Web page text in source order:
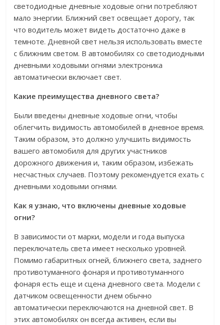
светодиодные дневные ходовые огни потребляют
мало энергии. Ближний свет освещает дорогу, так
что водитель может видеть достаточно даже в
темноте. Дневной свет нельзя использовать вместе
с ближним светом. В автомобилях со светодиодными
дневными ходовыми огнями электроника
автоматически включает свет.
Какие преимущества дневного света?
Были введены дневные ходовые огни, чтобы
облегчить видимость автомобилей в дневное время.
Таким образом, это должно улучшить видимость
вашего автомобиля для других участников
дорожного движения и, таким образом, избежать
несчастных случаев. Поэтому рекомендуется ехать с
дневными ходовыми огнями.
Как я узнаю, что включены дневные ходовые
огни?
В зависимости от марки, модели и года выпуска
переключатель света имеет несколько уровней.
Помимо габаритных огней, ближнего света, заднего
противотуманного фонаря и противотуманного
фонаря есть еще и сцена дневного света. Модели с
датчиком освещенности днем обычно
автоматически переключаются на дневной свет. В
этих автомобилях он всегда активен, если вы